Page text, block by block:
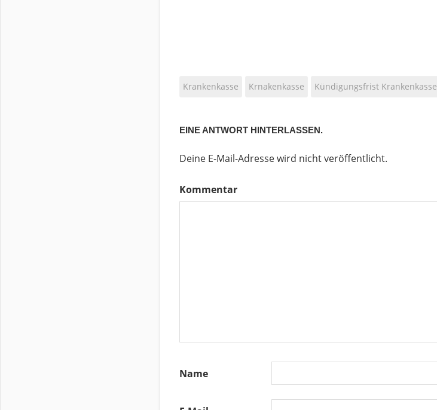
Krankenkasse Krnakenkasse Kündigungsfrist Krankenkasse
EINE ANTWORT HINTERLASSEN.
Deine E-Mail-Adresse wird nicht veröffentlicht.
Kommentar
Name